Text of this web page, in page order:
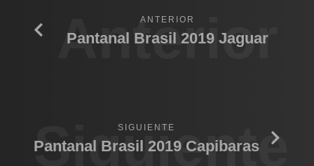
Anterior
ANTERIOR
Pantanal Brasil 2019 Jaguar
Siguiente
SIGUIENTE
Pantanal Brasil 2019 Capibaras